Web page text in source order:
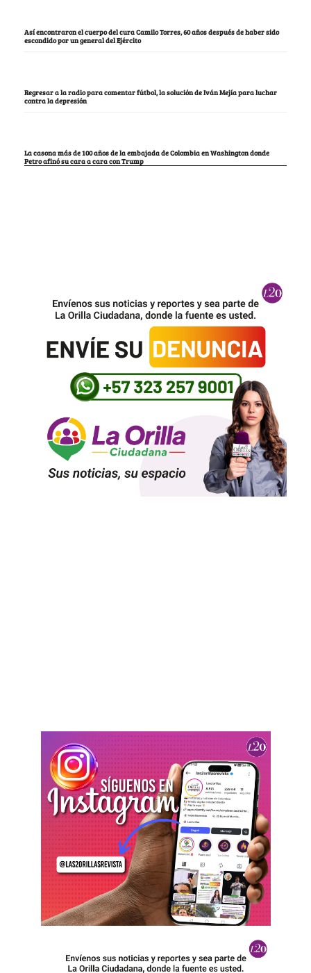
Así encontraron el cuerpo del cura Camilo Torres, 60 años después de haber sido
escondido por un general del Ejército
Regresar a la radio para comentar fútbol, la solución de Iván Mejía para luchar
contra la depresión
La casona más de 100 años de la embajada de Colombia en Washington donde
Petro afinó su cara a cara con Trump